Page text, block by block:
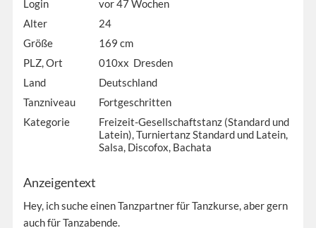
Login
vor 47 Wochen
Alter
24
Größe
169 cm
PLZ, Ort
010xx Dresden
Land
Deutschland
Tanzniveau
Fortgeschritten
Kategorie
Freizeit-Gesellschaftstanz (Standard und
Latein), Turniertanz Standard und Latein,
Salsa, Discofox, Bachata
Anzeigentext
Hey, ich suche einen Tanzpartner für Tanzkurse, aber gern
auch für Tanzabende.